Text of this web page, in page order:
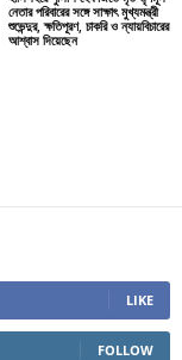
নেতার পরিবারের সঙ্গে সাক্ষাৎ মুখ্যমন্ত্রী
শুভেন্দুর, ক্ষতিপূরণ, চাকরি ও ন্যায়বিচারের
আশ্বাস দিয়েছেন
LIKE
FOLLOW